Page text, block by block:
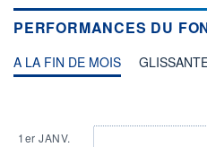
PERFORMANCES DU
A LA FIN DE MOIS
1er JANV.